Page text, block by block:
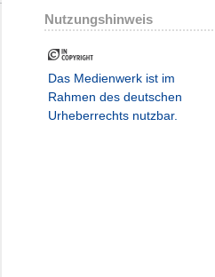
Nutzungshinweis
Das Medienwerk ist im
Rahmen des deutschen
Urheberrechts nutzbar.